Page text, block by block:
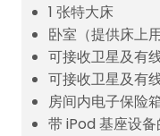
1 张特大床
卧室（提供床上用
可接收卫星及有
可接收卫星及有
房间内电子保险
带 iPod 基座设